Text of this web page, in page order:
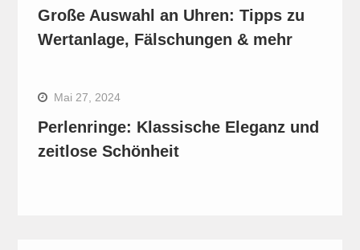
Große Auswahl an Uhren: Tipps zu
Wertanlage, Fälschungen & mehr
Mai 27, 2024
Perlenringe: Klassische Eleganz und
zeitlose Schönheit